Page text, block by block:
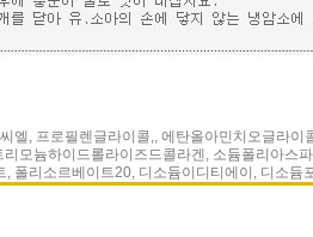
엘, 프로필렌글라이콜,, 에탄올아민치오글라
모늄하이드롤라이즈드콜라겐, 소듐폴리아스
폴리소르베이트20, 디소듐이디티에이, 디소듐